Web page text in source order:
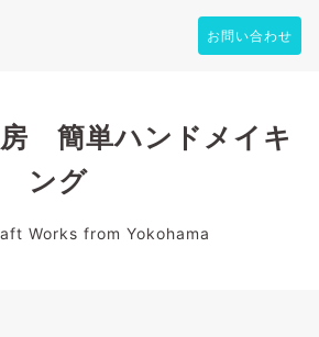
お問い合わせ
簡単ハンドメイキ
ング
Works from Yokohama